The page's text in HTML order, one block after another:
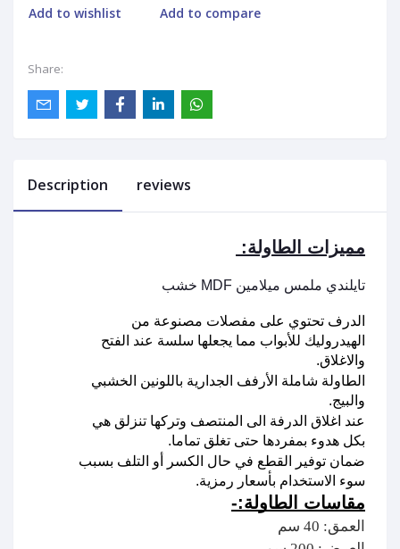
Add to wishlist Add to compare
Share:
Description reviews
:مميزات الطاولة
خشب MDF تايلندي ملمس ميلامين
والاغلاق.
والبيج.
بكل هدوء بمفردها حتى تغلق تماما.
سوء الاستخدام بأسعار رمزية.
مقاسات الطاولة:-
العمق: 40 سم